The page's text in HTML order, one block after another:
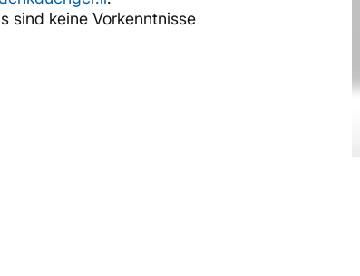
sind keine Vorkenntnisse